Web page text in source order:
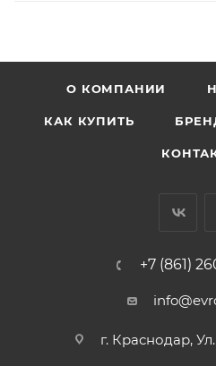
О КОМПАНИИ
КАК КУПИТЬ
+7 (861)
г. Краснодар,